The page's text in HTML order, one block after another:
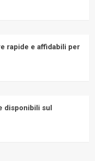
rapide e affidabili per
disponibili sul